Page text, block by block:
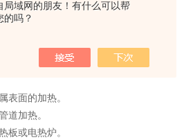
局域网的朋友！有什么可以帮
的吗？
表面的加热。
道加热。
板或电热炉。